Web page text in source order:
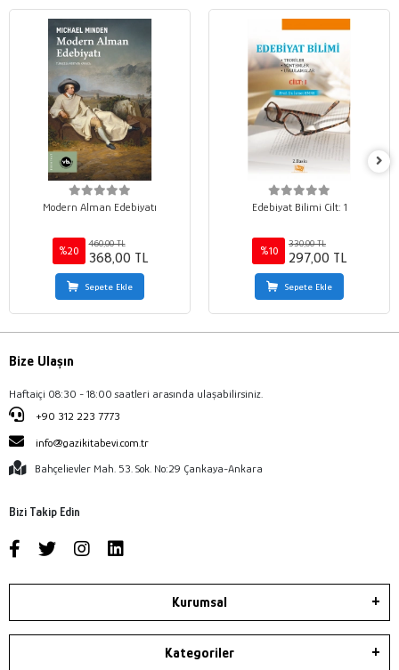
Modern Alman Edebiyatı
%20
460,00 TL
368,00 TL
Sepete Ekle
Edebiyat Bilimi Cilt: 1
%10
330,00 TL
297,00 TL
Sepete Ekle
Bize Ulaşın
Haftaiçi 08:30 - 18:00 saatleri arasında ulaşabilirsiniz.
+90 312 223 7773
info@gazikitabevi.com.tr
Bahçelievler Mah. 53. Sok. No:29 Çankaya-Ankara
Bizi Takip Edin
Kurumsal
Kategoriler